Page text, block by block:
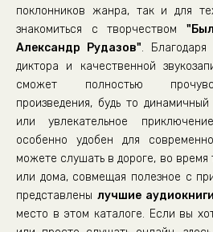
00026-
00028-
00029-
00030-
поклонников жанра, так и для
знакомиться с творчеством
Александр Рудазов". Благодаря
диктора и качественной
сможет полностью
произведения, будь то
или увлекательное
особенно удобен для
можете слушать в дороге, во время
или дома, совмещая полезное с
представлены лучшие аудиокниги
место в этом каталоге. Если вы